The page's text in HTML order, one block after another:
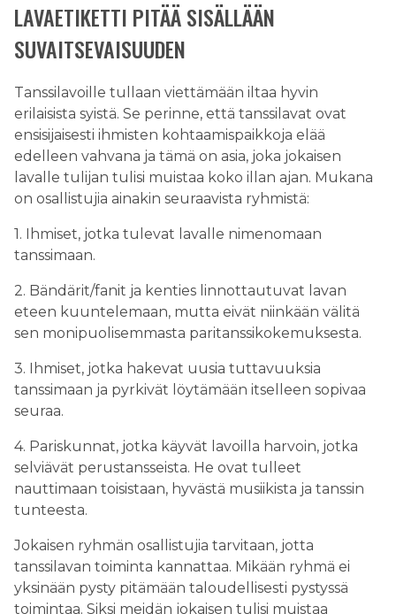
LAVAETIKETTI PITÄÄ SISÄLLÄÄN
SUVAITSEVAISUUDEN
Tanssilavoille tullaan viettämään iltaa hyvin
erilaisista syistä. Se perinne, että tanssilavat ovat
ensisijaisesti ihmisten kohtaamispaikkoja elää
edelleen vahvana ja tämä on asia, joka jokaisen
lavalle tulijan tulisi muistaa koko illan ajan. Mukana
on osallistujia ainakin seuraavista ryhmistä:
1. Ihmiset, jotka tulevat lavalle nimenomaan
tanssimaan.
2. Bändärit/fanit ja kenties linnottautuvat lavan
eteen kuuntelemaan, mutta eivät niinkään välitä
sen monipuolisemmasta paritanssikokemuksesta.
3. Ihmiset, jotka hakevat uusia tuttavuuksia
tanssimaan ja pyrkivät löytämään itselleen sopivaa
seuraa.
4. Pariskunnat, jotka käyvät lavoilla harvoin, jotka
selviävät perustansseista. He ovat tulleet
nauttimaan toisistaan, hyvästä musiikista ja tanssin
tunteesta.
Jokaisen ryhmän osallistujia tarvitaan, jotta
tanssilavan toiminta kannattaa. Mikään ryhmä ei
yksinään pysty pitämään taloudellisesti pystyssä
toimintaa. Siksi meidän jokaisen tulisi muistaa